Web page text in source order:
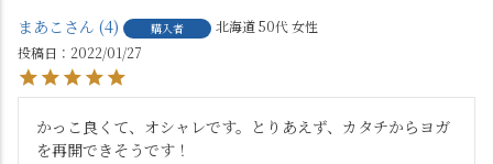
まあこ 4 購入者 北海道50代女性
投稿日
2022/01/27
かっこ良くて、オシャレです。とりあえず、カタチからヨガ
を再開できそうです！